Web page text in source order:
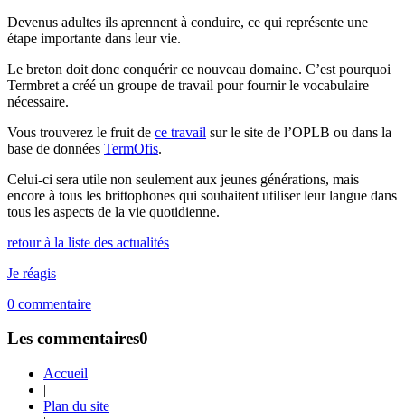
Devenus adultes ils aprennent à conduire, ce qui représente une
étape importante dans leur vie.
Le breton doit donc conquérir ce nouveau domaine. C’est pourquoi
Termbret a créé un groupe de travail pour fournir le vocabulaire
nécessaire.
Vous trouverez le fruit de ce travail sur le site de l’OPLB ou dans la
base de données TermOfis.
Celui-ci sera utile non seulement aux jeunes générations, mais
encore à tous les brittophones qui souhaitent utiliser leur langue dans
tous les aspects de la vie quotidienne.
retour à la liste des actualités
Je réagis
0 commentaire
Les commentaires0
Accueil
|
Plan du site